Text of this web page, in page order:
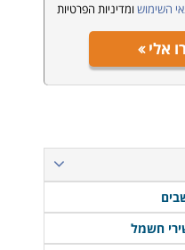
השימוש ומדיניות הפרטיות
אלי
חשמל